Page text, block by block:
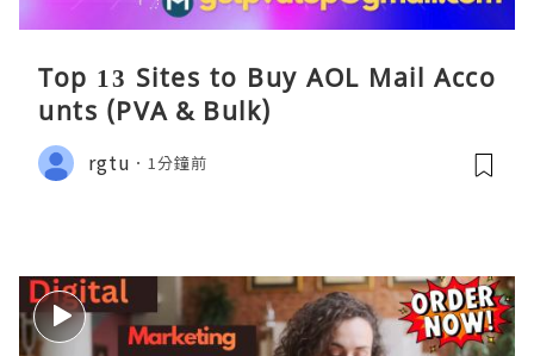
Top 13 Sites to Buy AOL Mail Acco
unts (PVA & Bulk)
rgtu 1分鐘前